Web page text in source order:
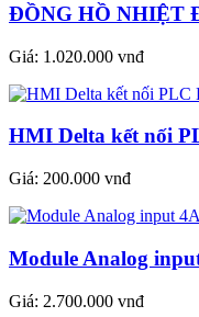
ĐỒNG HỒ NHIỆT
Giá: 1.020.000 vnđ
HMI Delta kết nối
Giá: 200.000 vnđ
Module Analog
Giá: 2.700.000 vnđ